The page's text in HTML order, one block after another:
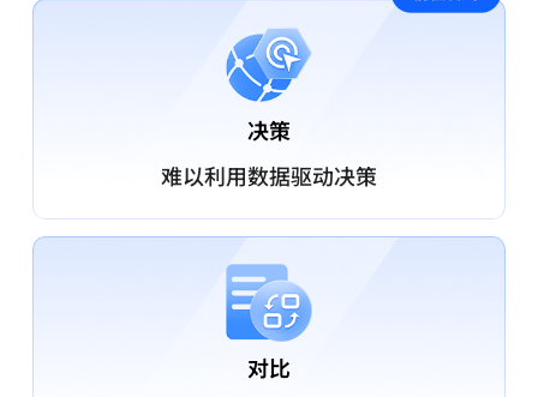
决策
难以利用数据驱动决策
对比